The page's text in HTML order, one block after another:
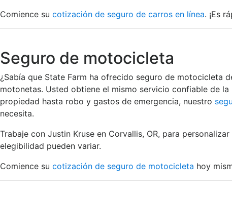
Comience su cotización de seguro de carros en línea. ¡Es
Seguro de motocicleta
¿Sabía que State Farm ha ofrecido seguro de motocicleta
motonetas. Usted obtiene el mismo servicio confiable de
propiedad hasta robo y gastos de emergencia, nuestro
necesita.
Trabaje con Justin Kruse en Corvallis, OR, para
elegibilidad pueden variar.
Comience su cotización de seguro de motocicleta hoy